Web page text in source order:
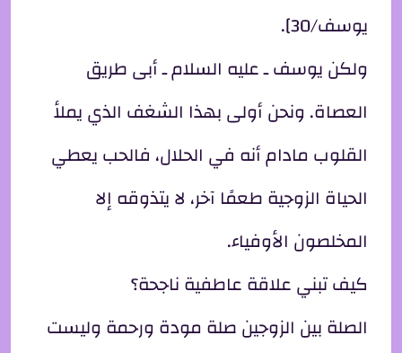
يوسف/30].
ولكن يوسف ـ عليه السلام ـ أبى طريق
العصاة. ونحن أولى بهذا الشغف الذي يملأ
القلوب مادام أنه في الحلال، فالحب يعطي
الحياة الزوجية طعمًا آخر، لا يتذوقه إلا
المخلصون الأوفياء.
كيف تبني علاقة عاطفية ناجحة؟
الصلة بين الزوجين صلة مودة ورحمة وليست